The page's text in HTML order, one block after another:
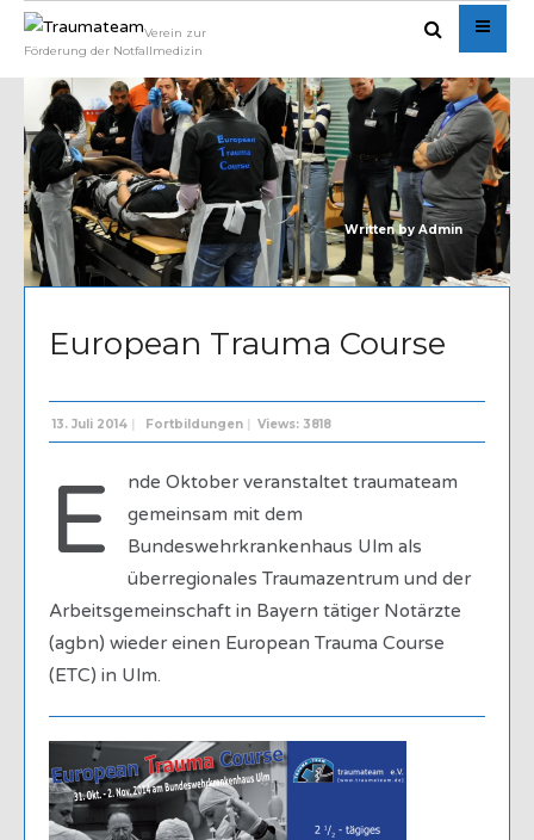
Verein zur
Förderung der Notfallmedizin
Written by Admin
European Trauma Course
13. Juli 2014 Fortbildungen Views: 3818
E
nde Oktober veranstaltet traumateam
gemeinsam mit dem
Bundeswehrkrankenhaus Ulm als
überregionales Traumazentrum und der
Arbeitsgemeinschaft in Bayern tätiger Notärzte
(agbn) wieder einen European Trauma Course
(ETC) in Ulm.